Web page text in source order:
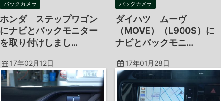
バックカメラ
ホンダ ステップワゴン
にナビとバックモニター
を取り付けしまし…
バックカメラ
ダイハツ ムーヴ
（MOVE）（L900S）に
ナビとバックモニ…
17年02月12日 17年01月28日